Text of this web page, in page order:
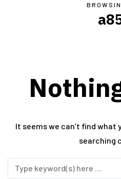
It seems we can’t find what
searching